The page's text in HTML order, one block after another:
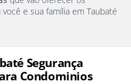
melhores produtos e serviços para você e sua família em Taubaté
Segurança
Condominios